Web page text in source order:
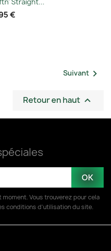
Straight...
€
Suivant 
Retour en haut 
Vous trouverez pour cela
conditions d'utilisation du site.